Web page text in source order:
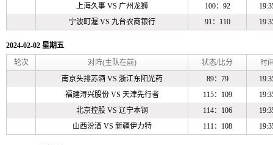
上海久事VS 广州龙狮 100：92
宁波町渥VS 九台农商银行 91：110
2024-02-02 星期五
轮次
对阵(主队在前) 状态/比分
时
南京头排苏酒 VS 浙江东阳光药 89：79
福建浔兴股份VS 天津先行者 115：109
北京控股VS 辽宁本钢 114：106
山西汾酒 VS 新疆伊力特 111：108